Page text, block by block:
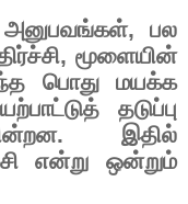
அனுபவங்கள், பல
, மூளையின்
பொது
மயக்க
தடுப்பு
.
இதில்
என்று
ஒன்றும்